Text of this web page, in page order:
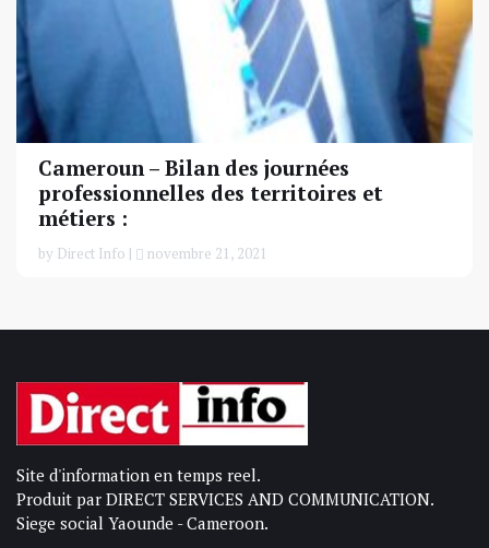
Cameroun – Bilan des journées
professionnelles des territoires et
métiers :
by Direct Info | novembre 21, 2021
Site d'information en temps reel.
Produit par DIRECT SERVICES AND COMMUNICATION.
Siege social Yaounde - Cameroon.